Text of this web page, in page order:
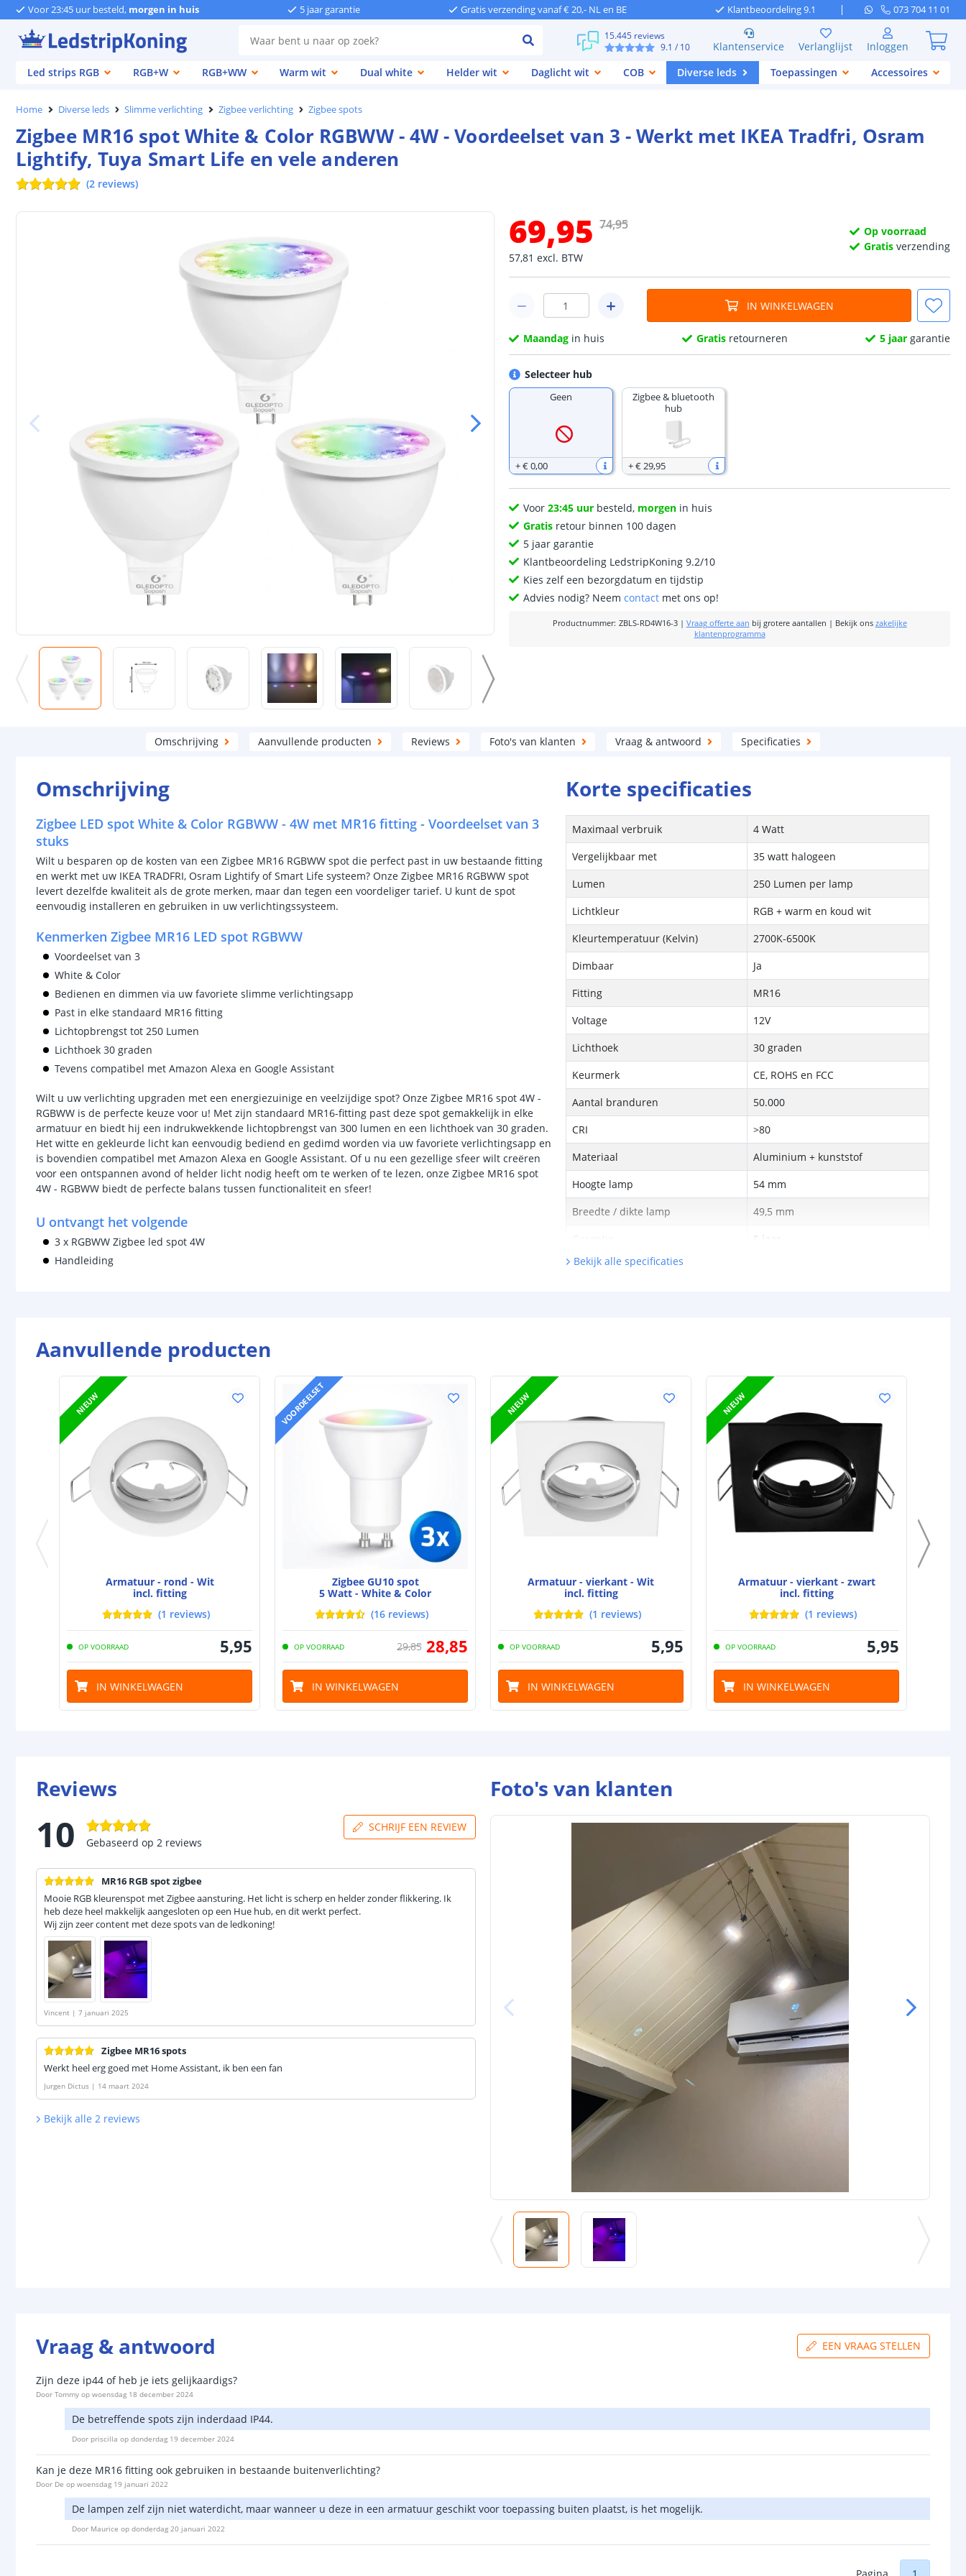
Voor 23:45 uur besteld, morgen in huis 5 jaar garantie Gratis verzending vanaf € 20,- NL en BE Klantbeoordeling 9.1 073 704 11 01
15.445 reviews
9.1 / 10 Klantenservice Verlanglijst
Inloggen
Led strips RGB
RGB+W RGB+WW Warm wit Dual white Helder wit Daglicht wit COB Diverse leds Toepassingen Accessoires
Home Diverse leds Slimme verlichting Zigbee verlichting Zigbee spots
Zigbee MR16 spot White & Color RGBWW - 4W - Voordeelset van 3 - Werkt met IKEA Tradfri, Osram
Lightify, Tuya Smart Life en vele anderen
(2 reviews)
69,95
57,81 excl. BTW
74,95
Op voorraad
Gratis verzending
IN WINKELWAGEN
Maandag in huis Gratis retourneren 5 jaargarantie
Selecteer hub
Geen
+€ 0,00
Zigbee & bluetooth
hub
+€ 29,95
Voor23:45 uur besteld, morgen in huis
Gratis retour binnen 100 dagen
5 jaar garantie
Klantbeoordeling LedstripKoning 9.2/10
Kies zelf een bezorgdatum en tijdstip
Advies nodig? Neemcontact met ons op!
Productnummer: ZBLS-RD4W16-3| Vraag offerte aan bij grotere aantallen | Bekijk ons zakelijke
klantenprogramma
Omschrijving Aanvullende producten Reviews Foto's van klanten Vraag & antwoord Specificaties
Omschrijving
Zigbee LED spot White & Color RGBWW - 4W met MR16 fitting - Voordeelset van 3
stuks
Wilt u besparen op de kosten van een Zigbee MR16 RGBWW spot die perfect past in uw bestaande fitting
en werkt met uw IKEA TRADFRI, Osram Lightify of Smart Life systeem? Onze Zigbee MR16 RGBWW spot
levert dezelfde kwaliteit als de grote merken, maar dan tegen een voordeliger tarief. U kunt de spot
eenvoudig installeren en gebruiken in uw verlichtingssysteem.
Kenmerken Zigbee MR16 LED spot RGBWW
Voordeelset van 3
White & Color
Bedienen en dimmen via uw favoriete slimme verlichtingsapp
Past in elke standaard MR16 fitting
Lichtopbrengst tot 250 Lumen
Lichthoek 30 graden
Tevens compatibel met Amazon Alexa en Google Assistant
Wilt u uw verlichting upgraden met een energiezuinige en veelzijdige spot? Onze Zigbee MR16 spot 4W -
RGBWW is de perfecte keuze voor u! Met zijn standaard MR16-fitting past deze spot gemakkelijk in elke
armatuur en biedt hij een indrukwekkende lichtopbrengst van 300 lumen en een lichthoek van 30 graden.
Het witte en gekleurde licht kan eenvoudig bediend en gedimd worden via uw favoriete verlichtingsapp en
is bovendien compatibel met Amazon Alexa en Google Assistant. Of u nu een gezellige sfeer wilt creëren
voor een ontspannen avond of helder licht nodig heeft om te werken of te lezen, onze Zigbee MR16 spot
4W - RGBWW biedt de perfecte balans tussen functionaliteit en sfeer!
U ontvangt het volgende
3 x RGBWW Zigbee led spot 4W
Handleiding
Korte specificaties
Maximaal verbruik
4 Watt
Vergelijkbaar met
35 watt halogeen
Lumen
250 Lumen per lamp
Lichtkleur
RGB + warm en koud wit
Kleurtemperatuur (Kelvin)
2700K-6500K
Dimbaar
Ja
Fitting
MR16
Voltage
12V
Lichthoek
30 graden
Keurmerk
CE, ROHS en FCC
Aantal branduren
50.000
CRI
>80
Materiaal
Aluminium + kunststof
Hoogte lamp
54 mm
Breedte / dikte lamp
49,5 mm
Bekijk alle specificaties
Aanvullende producten
NIEUW
Armatuur - rond - Wit
incl. fitting
(1 reviews)
OP VOORRAAD 5,95
IN WINKELWAGEN
VOORDEELSET
Zigbee GU10 spot
5 Watt - White & Color
(16 reviews)
OP VOORRAAD 29,85 28,85
IN WINKELWAGEN
NIEUW
Armatuur - vierkant - Wit
incl. fitting
(1 reviews)
OP VOORRAAD 5,95
IN WINKELWAGEN
NIEUW
Armatuur - vierkant - zwart
incl. fitting
(1 reviews)
OP VOORRAAD 5,95
IN WINKELWAGEN
Reviews
10 Gebaseerd op 2 reviews
SCHRIJF EEN REVIEW
MR16 RGB spot zigbee
Mooie RGB kleurenspot met Zigbee aansturing. Het licht is scherp en helder zonder flikkering. Ik
heb deze heel makkelijk aangesloten op een Hue hub, en dit werkt perfect.
Wij zijn zeer content met deze spots van de ledkoning!
Vincent | 7 januari 2025
Zigbee MR16 spots
Werkt heel erg goed met Home Assistant, ik ben een fan
Jurgen Dictus | 14 maart 2024
Bekijk alle 2 reviews
Foto's van klanten
Vraag & antwoord EEN VRAAG STELLEN
Zijn deze ip44 of heb je iets gelijkaardigs?
Door Tommy op woensdag 18 december 2024
De betreffende spots zijn inderdaad IP44.
Door priscilla op donderdag 19 december 2024
Kan je deze MR16 fitting ook gebruiken in bestaande buitenverlichting?
Door De op woensdag 19 januari 2022
De lampen zelf zijn niet waterdicht, maar wanneer u deze in een armatuur geschikt voor toepassing buiten plaatst, is het mogelijk.
Door Maurice op donderdag 20 januari 2022